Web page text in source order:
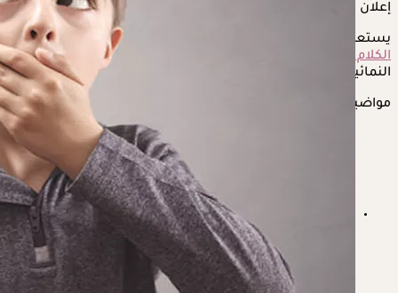
إعلان
يستعرض "الكونسلتو" في التقرير التالي، أسباب توقف الطفلعن
الكلام
فجأة، وفقًا للدكتور أحمد مموج، استشاري الاضطرابات
النمائية والتغذية العلاجية.
مواضيع ذات صلة
ما هي الأمراض التي تعالجها أوراق الجوافة؟